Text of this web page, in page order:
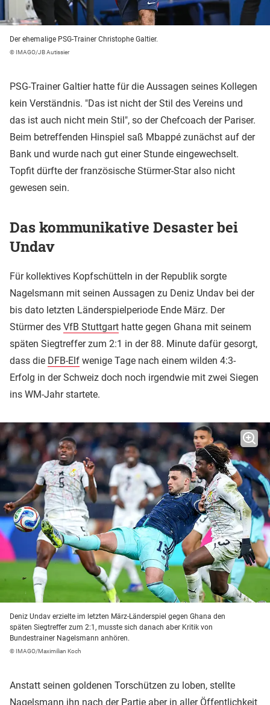
Der ehemalige PSG-Trainer Christophe Galtier.
© IMAGO/JB Autissier
PSG-Trainer Galtier hatte für die Aussagen seines Kollegen
kein Verständnis. "Das ist nicht der Stil des Vereins und
das ist auch nicht mein Stil", so der Chefcoach der Pariser.
Beim betreffenden Hinspiel saß Mbappé zunächst auf der
Bank und wurde nach gut einer Stunde eingewechselt.
Topfit dürfte der französische Stürmer-Star also nicht
gewesen sein.
Das kommunikative Desaster bei
Undav
Für kollektives Kopfschütteln in der Republik sorgte
Nagelsmann mit seinen Aussagen zu Deniz Undav bei der
bis dato letzten Länderspielperiode Ende März. Der
Stürmer des VfB Stuttgart hatte gegen Ghana mit seinem
späten Siegtreffer zum 2:1 in der 88. Minute dafür gesorgt,
dass die DFB-Elf wenige Tage nach einem wilden 4:3-
Erfolg in der Schweiz doch noch irgendwie mit zwei Siegen
ins WM-Jahr startete.
Deniz Undav erzielte im letzten März-Länderspiel gegen Ghana den
späten Siegtreffer zum 2:1, musste sich danach aber Kritik von
Bundestrainer Nagelsmann anhören.
© IMAGO/Maximilian Koch
Anstatt seinen goldenen Torschützen zu loben, stellte
Nagelsmann ihn nach der Partie aber in aller Öffentlichkeit